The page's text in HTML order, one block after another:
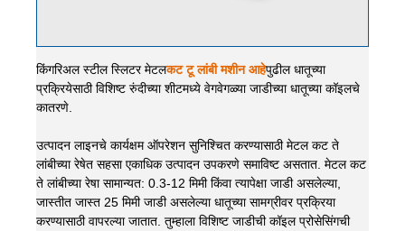
किंगरिअल स्टील स्लिटर मेटलकट टू लांबी मशीन आहेपुढील धातूच्या
प्रक्रियेसाठी विशिष्ट रुंदीच्या शीटमध्ये वेगवेगळ्या जाडीच्या धातूच्या कॉइलचे
कातरणे.
उत्पादन लाइनचे कार्यक्षम ऑपरेशन सुनिश्चित करण्यासाठी मेटल कट ते
लांबीच्या रेषेत सहसा एकाधिक उत्पादन उपकरणे समाविष्ट असतात. मेटल कट
ते लांबीच्या रेषा सामान्यत: 0.3-12 मिमी किंवा त्यापेक्षा जाडी असलेल्या,
जास्तीत जास्त 25 मिमी जाडी असलेल्या धातूच्या सामग्रीवर प्रक्रिया
करण्यासाठी वापरल्या जातात. तुम्हाला विशिष्ट जाडीची कॉइल प्रोसेसिंगची